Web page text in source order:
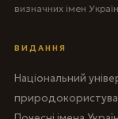
визначних імен
ВИДАННЯ
Національний